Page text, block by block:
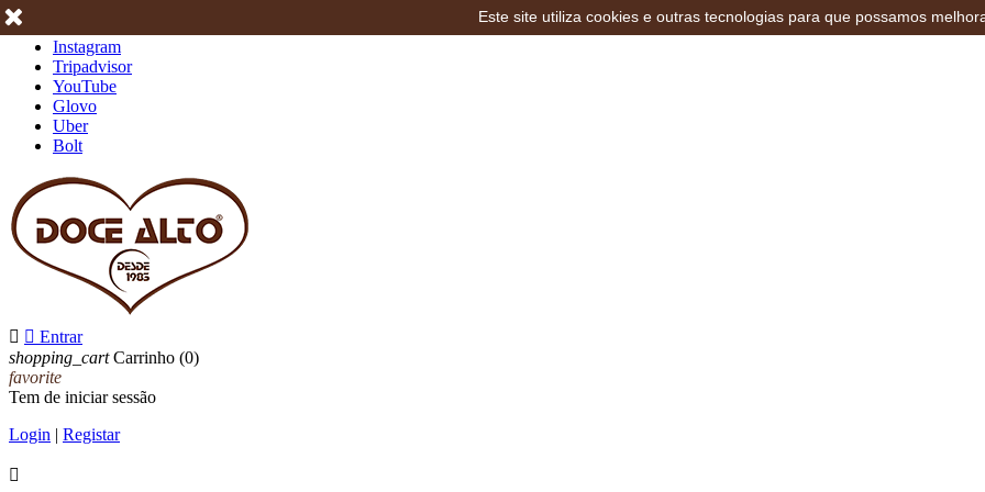
Instagram
Tripadvisor
YouTube
Glovo
Uber
Bolt
  Entrar
shopping_cart Carrinho (0)
favorite
Tem de iniciar sessão
Login | Registar

Este site utiliza cookies e outras tecnologias para que possamos